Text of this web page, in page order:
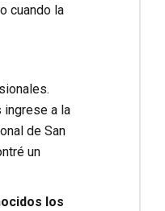
cuando la
ingrese a la
de San
un
los